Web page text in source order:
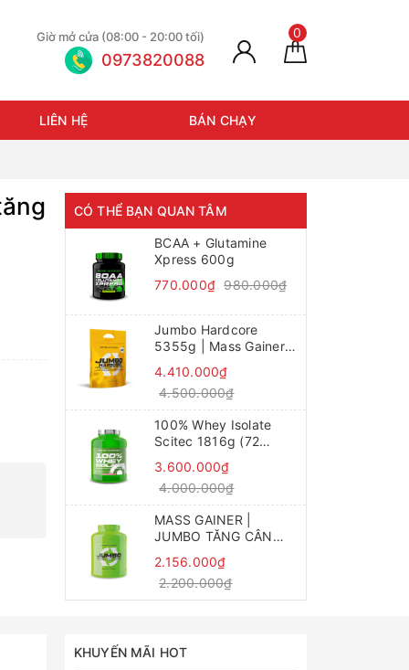
0
Giờ mở cửa (08:00 - 20:00 tối)
0973820088
LIÊN HỆ BÁN CHẠY
CÓ THỂ BẠN QUAN TÂM
BCAA + Glutamine
Xpress 600g
770.000₫ 980.000₫
Jumbo Hardcore
5355g | Mass Gainer
4.410.000₫
4.500.000₫
100% Whey Isolate
Scitec 1816g (72
3.600.000₫
4.000.000₫
MASS GAINER |
JUMBO TĂNG CÂN
2.156.000₫
2.200.000₫
KHUYẾN MÃI HOT